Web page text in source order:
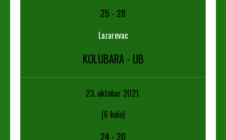
25 - 28
Lazarevac
KOLUBARA - UB
23. oktobar 2021.
(6 kolo)
24- 20